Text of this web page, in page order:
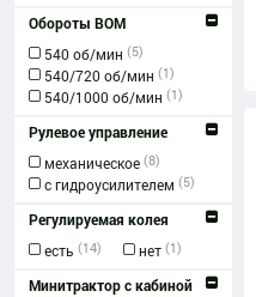
Обороты ВОМ
540 об/мин(5)
540/720 об/мин(1)
540/1000 об/мин(1)
Рулевое управление
механическое(8)
с гидроусилителем(5)
Регулируемая колея
есть(14) нет(1)
Минитрактор с кабиной